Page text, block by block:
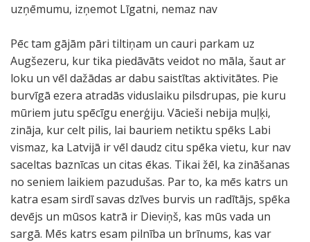
uzņēmumu, izņemot Līgatni, nemaz nav
Pēc tam gājām pāri tiltiņam un cauri parkam uz
Augšezeru, kur tika piedāvāts veidot no māla, šaut ar
loku un vēl dažādas ar dabu saistītas aktivitātes. Pie
burvīgā ezera atradās viduslaiku pilsdrupas, pie kuru
mūriem jutu spēcīgu enerģiju. Vācieši nebija muļķi,
zināja, kur celt pilis, lai bauriem netiktu spēks Labi
vismaz, ka Latvijā ir vēl daudz citu spēka vietu, kur nav
saceltas baznīcas un citas ēkas. Tikai žēl, ka zināšanas
no seniem laikiem pazudušas. Par to, ka mēs katrs un
katra esam sirdī savas dzīves burvis un radītājs, spēka
devējs un mūsos katrā ir Dieviņš, kas mūs vada un
sargā. Mēs katrs esam pilnība un brīnums, kas var